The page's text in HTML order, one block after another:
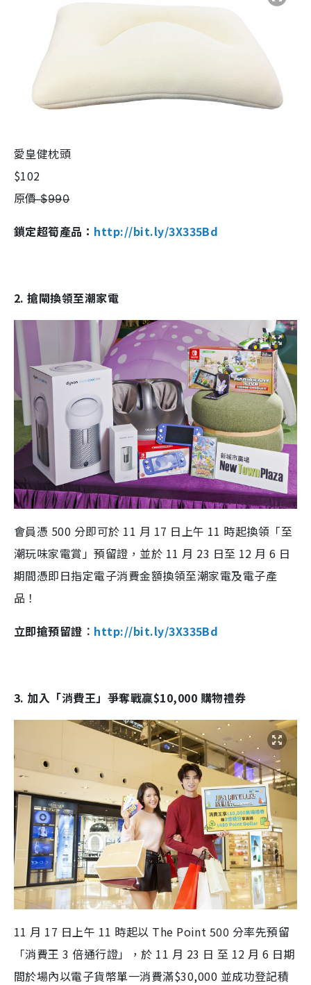
愛皇健枕頭
$102
原價 ̶$̶9̶9̶0̶
鎖定超筍產品： http://bit.ly/3X335Bd
2. 搶閘換領至潮家電
會員憑 500 分即可於 11 月 17 日上午 11 時起換領「至
潮玩味家電賞」預留證，並於 11 月 23 日至 12 月 6 日
期間憑即日指定電子消費金額換領至潮家電及電子產
品！
立即搶預留證︰ http://bit.ly/3X335Bd
3. 加入「消費王」爭奪戰贏$10,000 購物禮券
11 月 17 日上午 11 時起以 The Point 500 分率先預留
「消費王 3 倍通行證」，於 11 月 23 日 至 12 月 6 日期
間於場內以電子貨幣單一消費滿$30,000 並成功登記積